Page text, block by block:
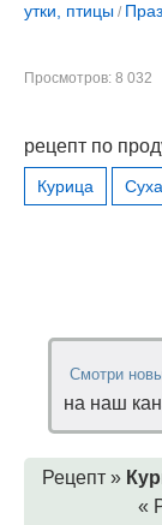
утки, птицы /
Просмотров: 8 032
рецепт по
Курица
Смотри
на наш
Рецепт »
«